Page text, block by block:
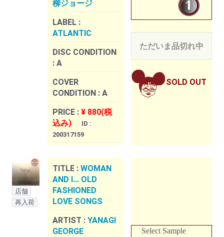
柳ジョージ
LABEL :
ATLANTIC
DISC CONDITION
: A
COVER
CONDITION : A
PRICE : ¥ 880(税
込み)
ID :
200317159
ただいま品切れ中
SOLD OUT
店舗
再入荷
TITLE : WOMAN
AND I... OLD
FASHIONED
LOVE SONGS
ARTIST : YANAGI
GEORGE
Select Sample